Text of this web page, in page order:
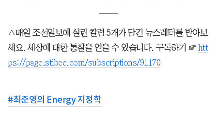
△매일 조선일보에 실린 칼럼 5개가 담긴 뉴스레터를 받아보
세요. 세상에 대한 통찰을 얻을 수 있습니다. 구독하기 ☞ htt
ps://page.stibee.com/subscriptions/91170
#최준영의 Energy 지정학